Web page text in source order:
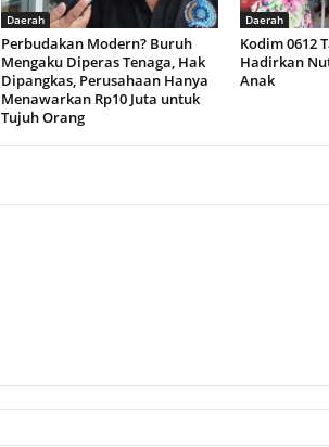
Daerah
Perbudakan Modern? Buruh
Mengaku Diperas Tenaga, Hak
Dipangkas, Perusahaan Hanya
Menawarkan Rp10 Juta untuk
Tujuh Orang
Daerah
Kodim 0612
Hadirkan
Anak